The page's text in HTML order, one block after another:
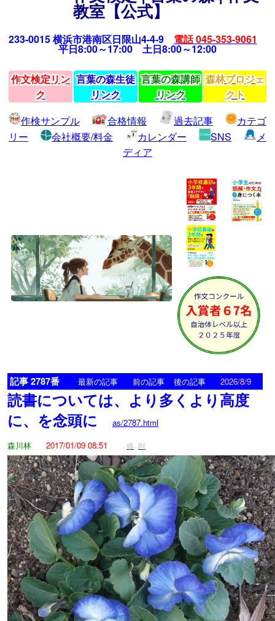
教室【公式】
233-0015 横浜市港南区日限山4-4-9 電話 045-353-9061
平日8:00～17:00 土日8:00～12:00
作文検定リン
ク
言葉の森生徒
リンク
言葉の森講師
リンク
森林プロジェ
クト
作検サンプル
合格情報 過去記事
カテゴ
リー
会社概要/料金 カレンダー SNS
メ
ディア
記事 2787番 最新の記事 前の記事 後の記事 2026/8/9
読書については、より多くより高度
に、を念頭に
as/2787.html
森川林
2017/01/09 08:51 修 削